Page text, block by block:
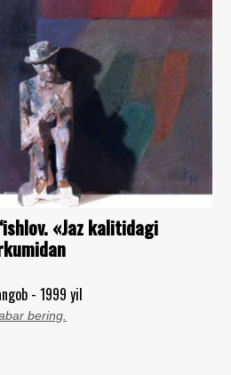
«Jaz kalitidagi
- 1999 yil
bering.